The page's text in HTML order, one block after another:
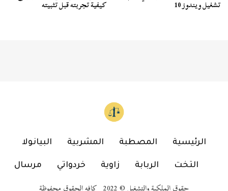
تشغيل ويندوز 10 كيفية تجربته قبل تثبيته
الرئيسية المصطبة المشربية البيانولا
التخت الربابة زاوية خردواتي مرسال